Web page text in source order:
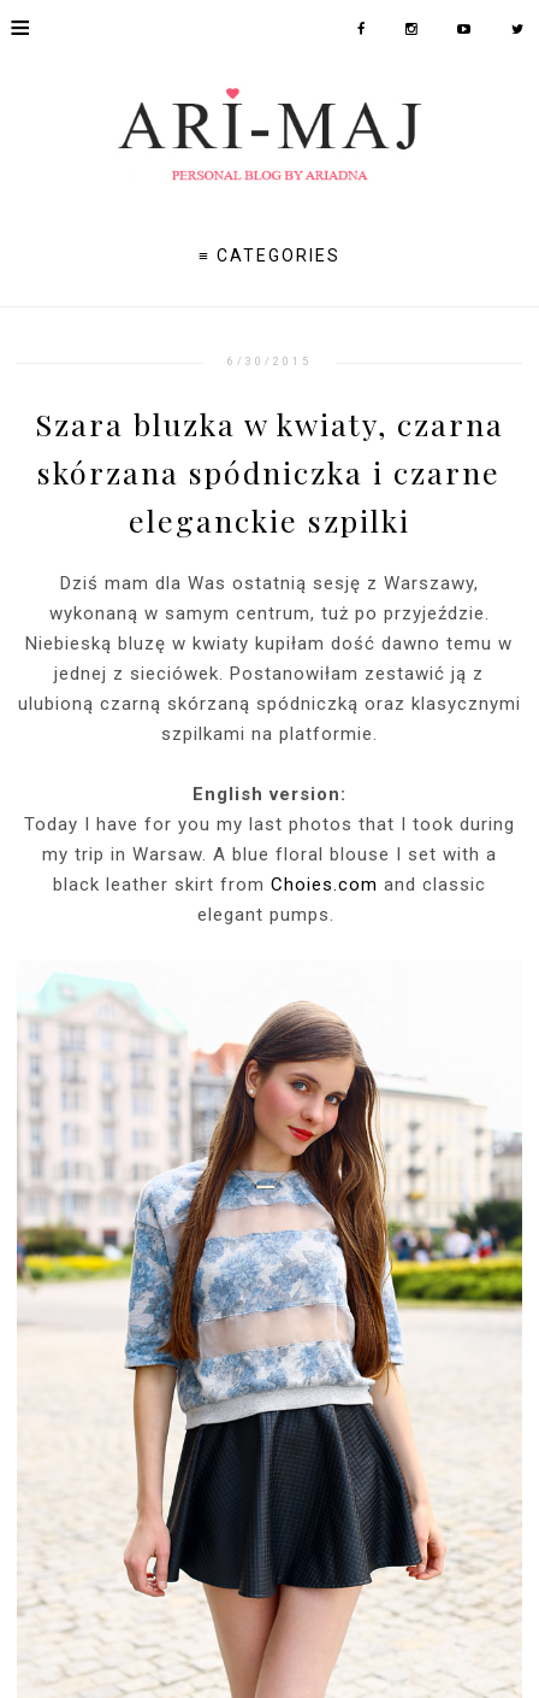
≡
≡ CATEGORIES
6/30/2015
Szara bluzka w kwiaty, czarna
skórzana spódniczka i czarne
eleganckie szpilki
Dziś mam dla Was ostatnią sesję z Warszawy,
wykonaną w samym centrum, tuż po przyjeździe.
Niebieską bluzę w kwiaty kupiłam dość dawno temu w
jednej z sieciówek. Postanowiłam zestawić ją z
ulubioną czarną skórzaną spódniczką oraz klasycznymi
szpilkami na platformie.
English version:
Today I have for you my last photos that I took during
my trip in Warsaw. A blue floral blouse I set with a
black leather skirt from Choies.com and classic
elegant pumps.